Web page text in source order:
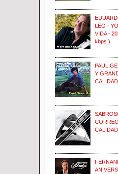
LEO -
VIDA -
kbps )
PAUL
Y